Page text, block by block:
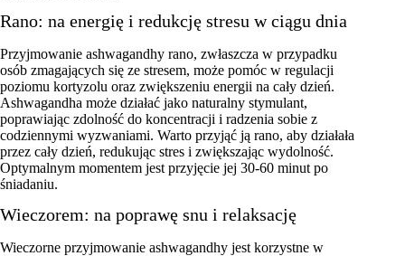
Rano: na energię i redukcję stresu w ciągu dnia
Przyjmowanie ashwagandhy rano, zwłaszcza w przypadku
osób zmagających się ze stresem, może pomóc w regulacji
poziomu kortyzolu oraz zwiększeniu energii na cały dzień.
Ashwagandha może działać jako naturalny stymulant,
poprawiając zdolność do koncentracji i radzenia sobie z
codziennymi wyzwaniami. Warto przyjąć ją rano, aby działała
przez cały dzień, redukując stres i zwiększając wydolność.
Optymalnym momentem jest przyjęcie jej 30-60 minut po
śniadaniu.
Wieczorem: na poprawę snu i relaksację
Wieczorne przyjmowanie ashwagandhy jest korzystne w